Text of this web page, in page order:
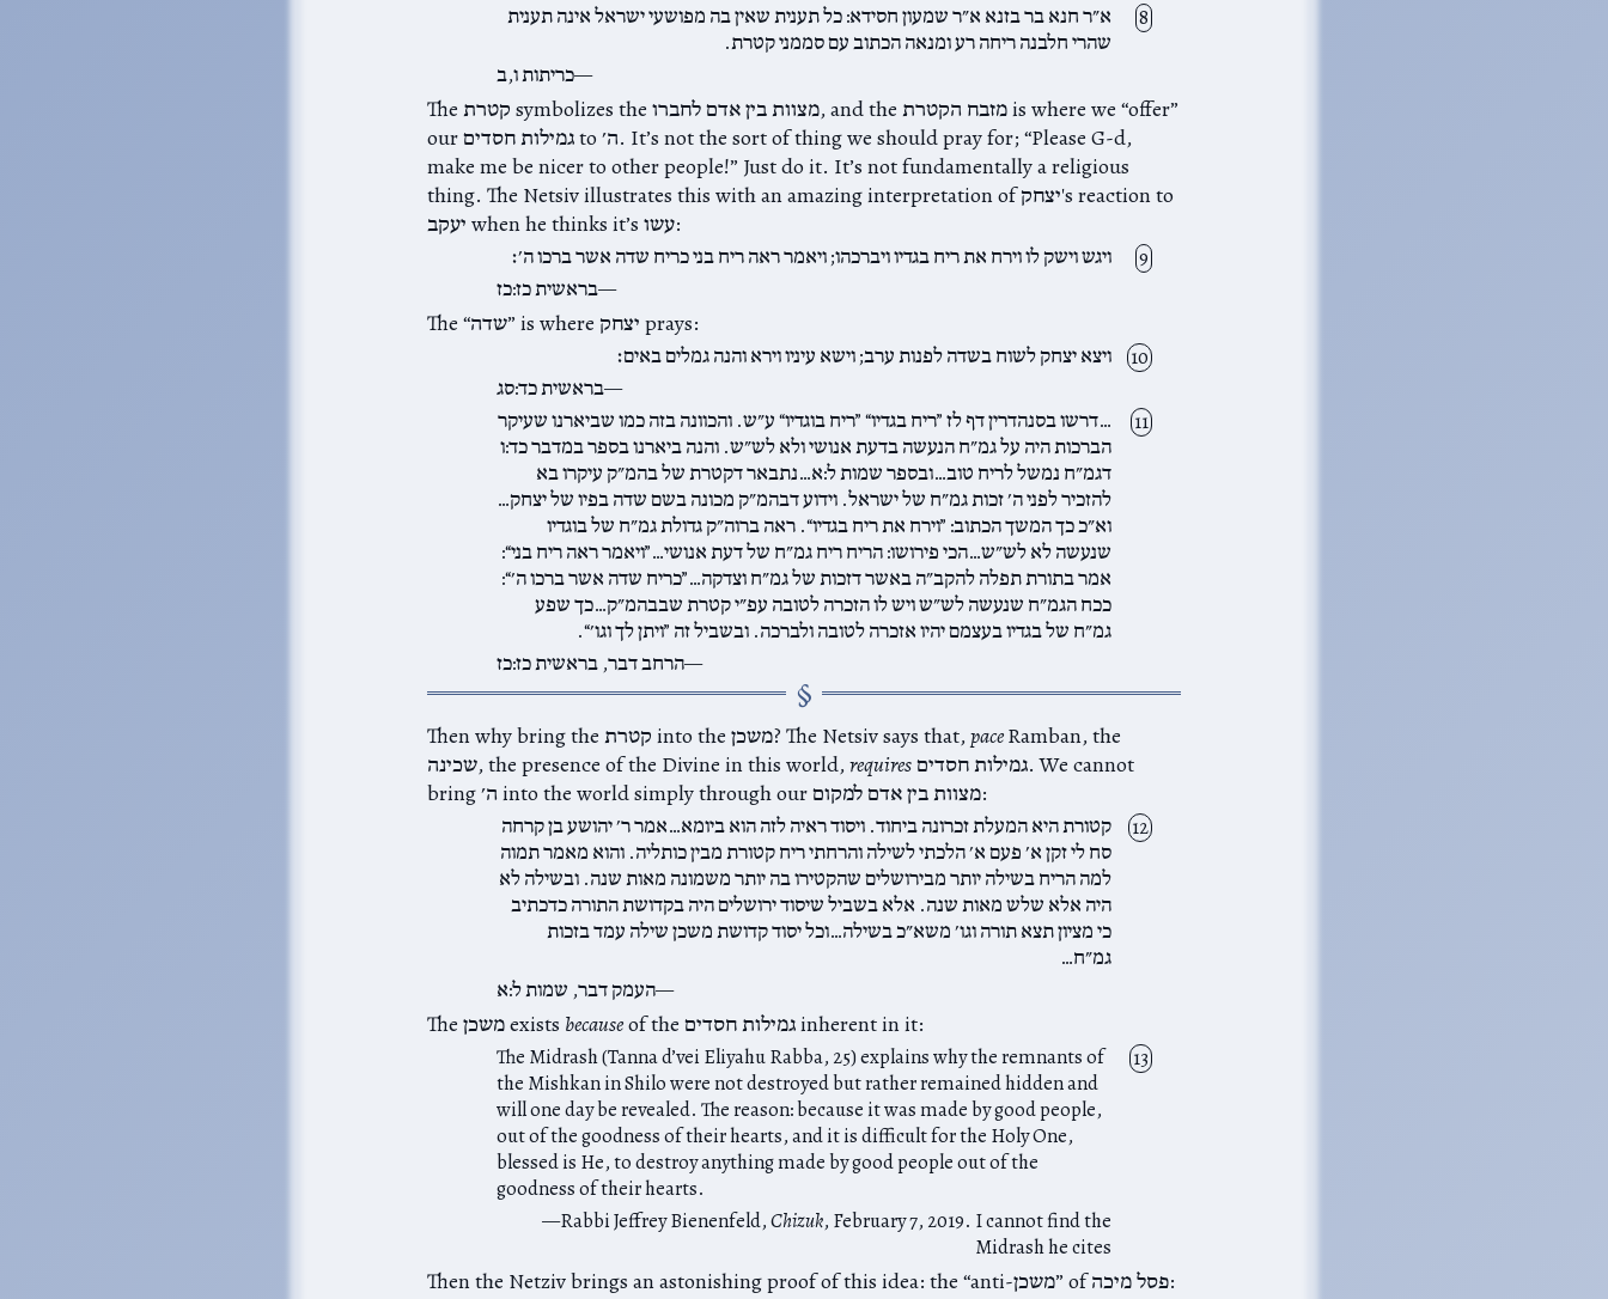
א״ר חנא בר בזנא א״ר שמעון חסידא: כל תענית שאין בה מפושעי ישראל אינה תענית
שהרי חלבנה ריחה רע ומנאה הכתוב עם סממני קטרת.
כריתות ו,ב
The קטרת symbolizes the מצוות בין אדם לחברו, and the מזבח הקטרת is where we “offer”
our גמילות חסדים to ה׳. It’s not the sort of thing we should pray for; “Please G-d,
make me be nicer to other people!” Just do it. It’s not fundamentally a religious
thing. The Netsiv illustrates this with an amazing interpretation of יצחק's reaction to
יעקב when he thinks it’s עשו:
ויגש וישק לו וירח את ריח בגדיו ויברכהו; ויאמר ראה ריח בני כריח שדה אשר ברכו ה׳׃
בראשית כז:כז
The “שדה” is where יצחק prays:
ויצא יצחק לשוח בשדה לפנות ערב; וישא עיניו וירא והנה גמלים באים׃
בראשית כד:סג
…דרשו בסנהדרין דף לז ”ריח בגדיו“ ”ריח בוגדיו“ ע״ש. והכוונה בזה כמו שביארנו שעיקר
הברכות היה על גמ״ח הנעשה בדעת אנושי ולא לש״ש. והנה ביארנו בספר במדבר כד:ו
דגמ״ח נמשל לריח טוב…ובספר שמות ל:א…נתבאר דקטרת של בהמ״ק עיקרו בא
להזכיר לפני ה׳ זכות גמ״ח של ישראל. וידוע דבהמ״ק מכונה בשם שדה בפיו של יצחק…
וא״כ כך המשך הכתוב: ”וירח את ריח בגדיו“. ראה ברוה״ק גדולת גמ״ח של בוגדיו
שנעשה לא לש״ש…הכי פירושו: הריח ריח גמ״ח של דעת אנושי…”ויאמר ראה ריח בני“:
אמר בתורת תפלה להקב״ה באשר דזכות של גמ״ח וצדקה…”כריח שדה אשר ברכו ה׳“:
ככח הגמ״ח שנעשה לש״ש ויש לו הזכרה לטובה עפ״י קטרת שבבהמ״ק…כך שפע
גמ״ח של בגדיו בעצמם יהיו אזכרה לטובה ולברכה. ובשביל זה ”ויתן לך וגו׳“.
הרחב דבר, בראשית כז:כז
Then why bring the קטרת into the משכן? The Netsiv says that, paceRamban, the
שכינה, the presence of the Divine in this world, requires
bring ה׳ into the world simply through our מצוות בין אדם למקום:
קטורת היא המעלת זכרונה ביחוד. ויסוד ראיה לזה הוא ביומא…אמר ר׳ יהושע בן קרחה
סח לי זקן א׳ פעם א׳ הלכתי לשילה והרחתי ריח קטורת מבין כותליה. והוא מאמר תמוה
למה הריח בשילה יותר מבירושלים שהקטירו בה יותר משמונה מאות שנה. ובשילה לא
היה אלא שלש מאות שנה. אלא בשביל שיסוד ירושלים היה בקדושת התורה כדכתיב
כי מציון תצא תורה וגו׳ משא״כ בשילה…וכל יסוד קדושת משכן שילה עמד בזכות
גמ״ח…
העמק דבר, שמות ל:א
The משכן exists because of the גמילות חסדים inherent in it:
The Midrash (Tanna d’vei Eliyahu Rabba, 25) explains why the remnants of
the Mishkan in Shilo were not destroyed but rather remained hidden and
will one day be revealed. The reason: because it was made by good people,
out of the goodness of their hearts, and it is difficult for the Holy One,
blessed is He, to destroy anything made by good people out of the
goodness of their hearts.
Rabbi Jeffrey Bienenfeld,Chizuk, February 7, 2019. I cannot find the
Midrash he cites
Then the Netziv brings an astonishing proof of this idea: the “anti-משכן” of פסל מיכה: